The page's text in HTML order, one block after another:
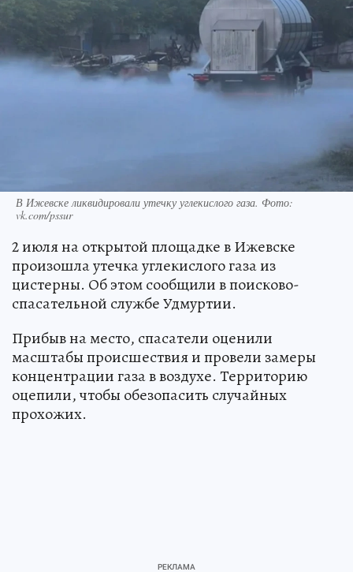
В Ижевске ликвидировали утечку углекислого газа. Фото:
vk.com/pssur
2 июля на открытой площадке в Ижевске
произошла утечка углекислого газа из
цистерны. Об этом сообщили в поисково-
спасательной службе Удмуртии.
Прибыв на место, спасатели оценили
масштабы происшествия и провели замеры
концентрации газа в воздухе. Территорию
оцепили, чтобы обезопасить случайных
прохожих.